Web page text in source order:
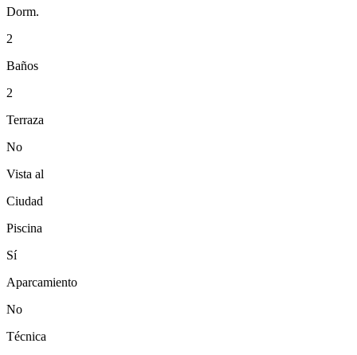
Dorm.
2
Baños
2
Terraza
No
Vista al
Ciudad
Piscina
Sí
Aparcamiento
No
Técnica